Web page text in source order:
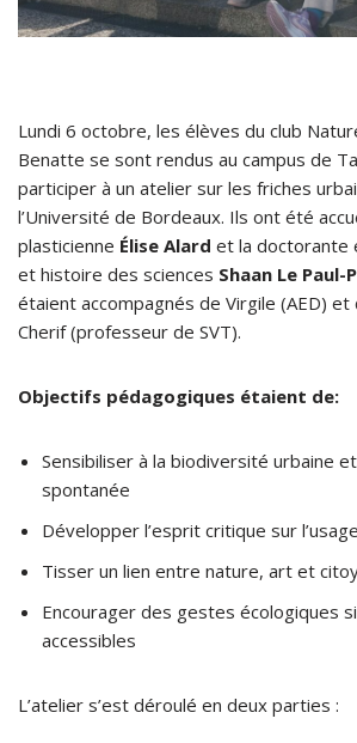
Lundi 6 octobre, les élèves du club
Benatte se sont rendus au campus de
participer à un atelier sur les friches
l’Université de Bordeaux. Ils ont été
plasticienne Élise Alard et la doctorante
et histoire des sciences Shaan Le Paul-
étaient accompagnés de Virgile (AED)
Cherif (professeur de SVT).
Objectifs pédagogiques étaient de:
Sensibiliser à la biodiversité urbaine
spontanée
Développer l’esprit critique sur
Tisser un lien entre nature, art et
Encourager des gestes écologiques
accessibles
L’atelier s’est déroulé en deux parties :